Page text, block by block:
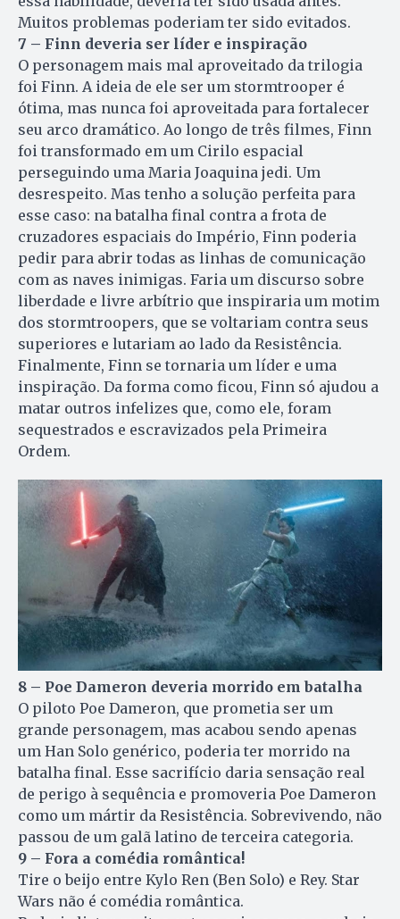
Muitos problemas poderiam ter sido evitados.
7 – Finn deveria ser líder e inspiração
O personagem mais mal aproveitado da trilogia
foi Finn. A ideia de ele ser um stormtrooper é
ótima, mas nunca foi aproveitada para fortalecer
seu arco dramático. Ao longo de três filmes, Finn
foi transformado em um Cirilo espacial
perseguindo uma Maria Joaquina jedi. Um
desrespeito. Mas tenho a solução perfeita para
esse caso: na batalha final contra a frota de
cruzadores espaciais do Império, Finn poderia
pedir para abrir todas as linhas de comunicação
com as naves inimigas. Faria um discurso sobre
liberdade e livre arbítrio que inspiraria um motim
dos stormtroopers, que se voltariam contra seus
superiores e lutariam ao lado da Resistência.
Finalmente, Finn se tornaria um líder e uma
inspiração. Da forma como ficou, Finn só ajudou a
matar outros infelizes que, como ele, foram
sequestrados e escravizados pela Primeira
Ordem.
8 – Poe Dameron deveria morrido em batalha
O piloto Poe Dameron, que prometia ser um
grande personagem, mas acabou sendo apenas
um Han Solo genérico, poderia ter morrido na
batalha final. Esse sacrifício daria sensação real
de perigo à sequência e promoveria Poe Dameron
como um mártir da Resistência. Sobrevivendo, não
passou de um galã latino de terceira categoria.
9 – Fora a comédia romântica!
Tire o beijo entre Kylo Ren (Ben Solo) e Rey. Star
Wars não é comédia romântica.